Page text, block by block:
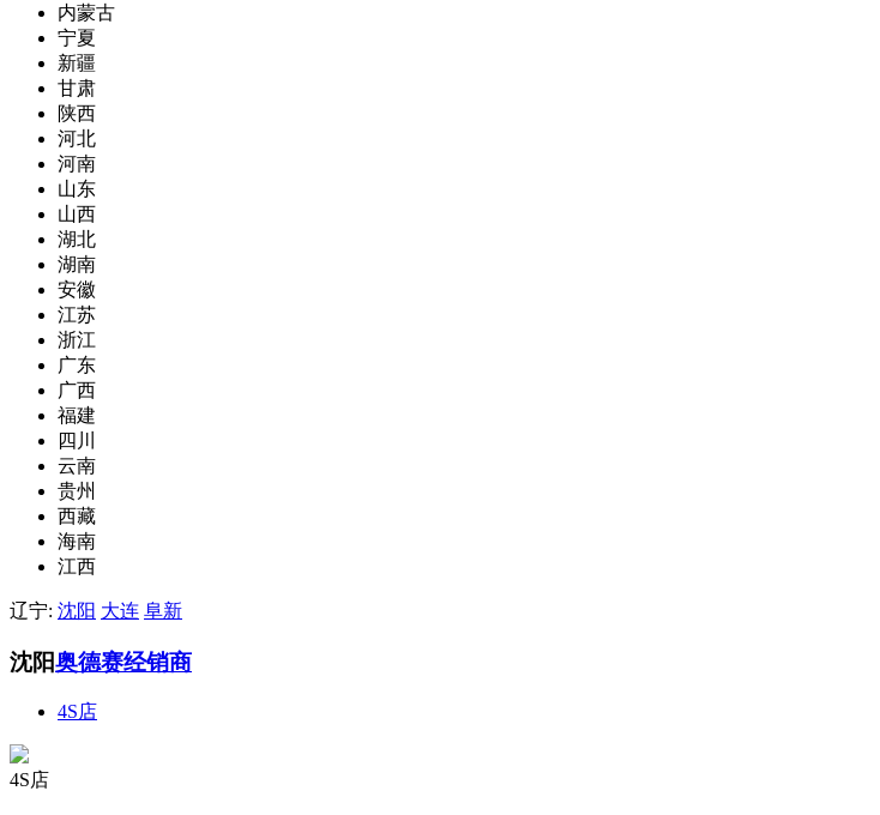
内蒙古
宁夏
新疆
甘肃
陕西
河北
河南
山东
山西
湖北
湖南
安徽
江苏
浙江
广东
广西
福建
四川
云南
贵州
西藏
海南
江西
辽宁: 沈阳 大连 阜新
沈阳奥德赛经销商
4S店
4S店